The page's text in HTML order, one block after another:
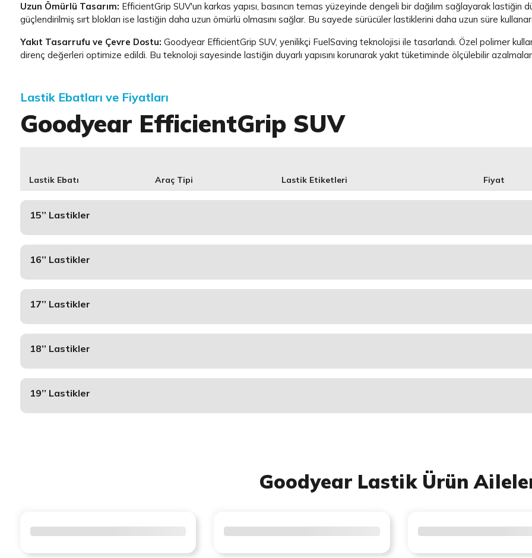
Uzun Ömürlü Tasarım: EfficientGrip SUV'un karkas yapısı, basıncın temas yüzeyinde dengeli bir dağılım sağlayarak lastiğin
güçlendirilmiş sırt blokları ise lastiğin daha uzun ömürlü olmasını sağlar. Bu sayede sürücüler lastiklerini daha uzun süre
Yakıt Tasarrufu ve Çevre Dostu: Goodyear EfficientGrip SUV, yenilikçi FuelSaving teknolojisi ile tasarlandı. Özel polimer
direnç değerleri optimize edildi. Bu teknoloji sayesinde lastiğin duyarlı yapısını korunarak yakıt tüketiminde ölçülebilir
Lastik Ebatları ve Fiyatları
Goodyear EfficientGrip SUV
Lastik Ebatı Araç Tipi Lastik Etiketleri Fiyat
15’’ Lastikler
16’’ Lastikler
17’’ Lastikler
18’’ Lastikler
19’’ Lastikler
Goodyear Lastik Ürün